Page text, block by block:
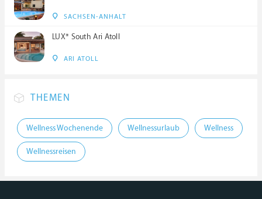
SACHSEN-ANHALT
LUX* South Ari Atoll
ARI ATOLL
THEMEN
Wellness Wochenende Wellnessurlaub Wellness
Wellnessreisen